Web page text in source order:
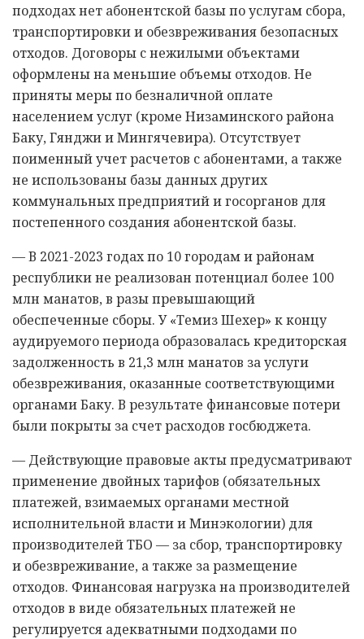
подходах нет абонентской базы по услугам сбора,
транспортировки и обезвреживания безопасных
отходов. Договоры с нежилыми объектами
оформлены на меньшие объемы отходов. Не
приняты меры по безналичной оплате
населением услуг (кроме Низаминского района
Баку, Гянджи и Мингячевира). Отсутствует
поименный учет расчетов с абонентами, а также
не использованы базы данных других
коммунальных предприятий и госорганов для
постепенного создания абонентской базы.
— В 2021-2023 годах по 10 городам и районам
республики не реализован потенциал более 100
млн манатов, в разы превышающий
обеспеченные сборы. У «Темиз Шехер» к концу
аудируемого периода образовалась кредиторская
задолженность в 21,3 млн манатов за услуги
обезвреживания, оказанные соответствующими
органами Баку. В результате финансовые потери
были покрыты за счет расходов госбюджета.
— Действующие правовые акты предусматривают
применение двойных тарифов (обязательных
платежей, взимаемых органами местной
исполнительной власти и Минэкологии) для
производителей ТБО — за сбор, транспортировку
и обезвреживание, а также за размещение
отходов. Финансовая нагрузка на производителей
отходов в виде обязательных платежей не
регулируется адекватными подходами по